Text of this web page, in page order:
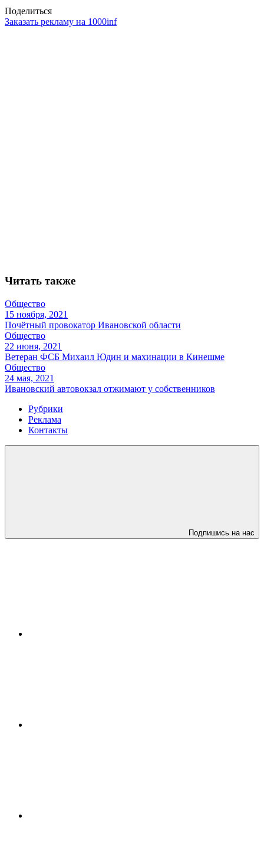
Поделиться
Заказать рекламу на 1000inf
Читать также
Общество
15 ноября, 2021
Почётный провокатор Ивановской области
Общество
22 июня, 2021
Ветеран ФСБ Михаил Юдин и махинации в Кинешме
Общество
24 мая, 2021
Ивановский автовокзал отжимают у собственников
Рубрики
Реклама
Контакты
Подпишись на нас